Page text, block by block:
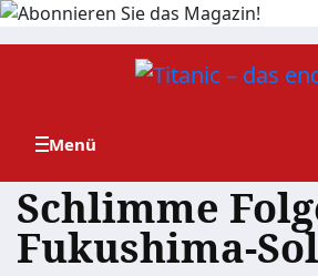
Zum
Schlimme
Fukushima-